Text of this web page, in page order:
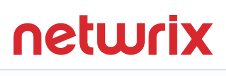
springen